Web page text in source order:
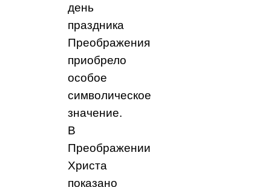
день
праздника
Преображения
приобрело
особое
символическое
значение.
В
Преображении
Христа
показано